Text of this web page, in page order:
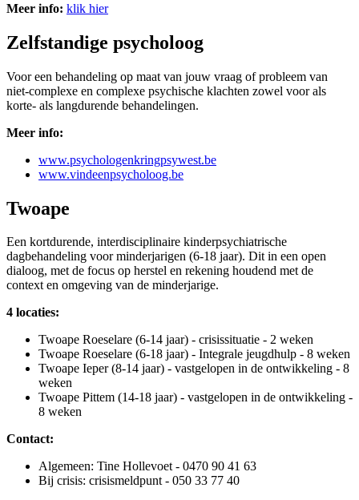
Meer info: klik hier
Zelfstandige psycholoog
Voor een behandeling op maat van jouw vraag of probleem van
niet-complexe en complexe psychische klachten zowel voor als
korte- als langdurende behandelingen.
Meer info:
www.psychologenkringpsywest.be
www.vindeenpsycholoog.be
Twoape
Een kortdurende, interdisciplinaire kinderpsychiatrische
dagbehandeling voor minderjarigen (6-18 jaar). Dit in een open
dialoog, met de focus op herstel en rekening houdend met de
context en omgeving van de minderjarige.
4 locaties:
Twoape Roeselare (6-14 jaar) - crisissituatie - 2 weken
Twoape Roeselare (6-18 jaar) - Integrale jeugdhulp - 8 weken
Twoape Ieper (8-14 jaar) - vastgelopen in de ontwikkeling - 8
weken
Twoape Pittem (14-18 jaar) - vastgelopen in de ontwikkeling -
8 weken
Contact:
Algemeen: Tine Hollevoet - 0470 90 41 63
Bij crisis: crisismeldpunt - 050 33 77 40